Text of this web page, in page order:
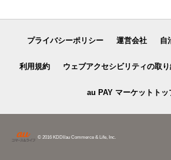
プライバシーポリシー 運営会社 自
利用規約 ウェブアクセシビリティの取
au PAY マーケットトッ
© 2016 KDDI/au Commerce & Life, Inc.